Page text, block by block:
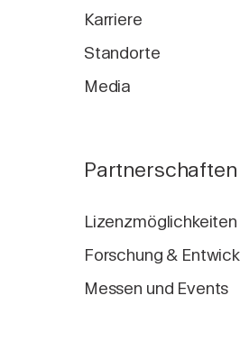
Karriere
Standorte
Media
Partnerschaften
Lizenzmöglichkeiten
Forschung &
Messen und Events